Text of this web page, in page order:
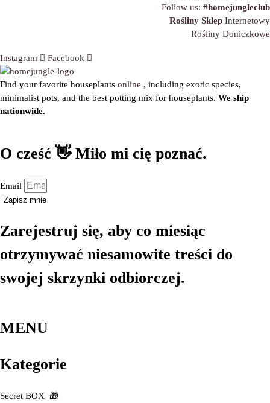
Follow us: #homejungleclub
Rośliny Sklep Internetowy
Rośliny Doniczkowe
Instagram Facebook
Find your favorite houseplants online , including exotic species,
minimalist pots, and the best potting mix for houseplants. We ship
nationwide.
O cześć 👋 Miło mi cię poznać.
Email
Zapisz mnie
Zarejestruj się, aby co miesiąc
otrzymywać niesamowite treści do
swojej skrzynki odbiorczej.
MENU
Kategorie
Secret BOX 🎁